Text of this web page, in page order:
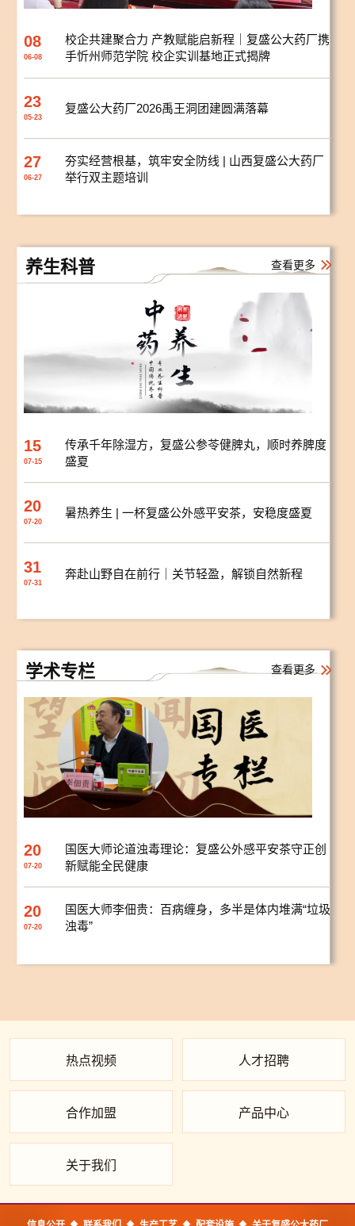
08
06-08
校企共建聚合力 产教赋能启新程｜复盛公大药厂携
手忻州师范学院 校企实训基地正式揭牌
23
05-23
复盛公大药厂2026禹王洞团建圆满落幕
27
06-27
夯实经营根基，筑牢安全防线 | 山西复盛公大药厂
举行双主题培训
养生科普 查看更多
15
07-15
传承千年除湿方，复盛公参苓健脾丸，顺时养脾度
盛夏
20
07-20
暑热养生 | 一杯复盛公外感平安茶，安稳度盛夏
31
07-31
奔赴山野自在前行｜关节轻盈，解锁自然新程
学术专栏 查看更多
20
07-20
国医大师论道浊毒理论：复盛公外感平安茶守正创
新赋能全民健康
20
07-20
国医大师李佃贵：百病缠身，多半是体内堆满“垃圾
浊毒”
热点视频 人才招聘
合作加盟 产品中心
关于我们